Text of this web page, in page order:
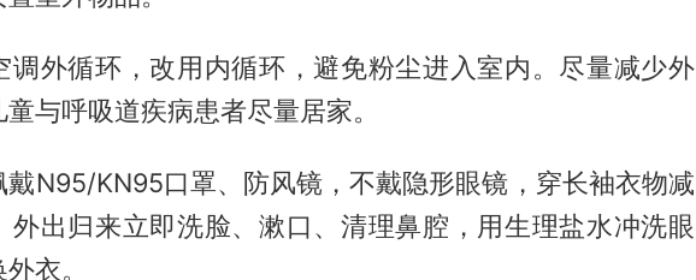
调外循环，改用内循环，避免粉尘进入室内。尽量减少外
与呼吸道疾病患者尽量居家。
戴N95/KN95口罩、防风镜，不戴隐形眼镜，穿长袖衣物减
外出归来立即洗脸、漱口、清理鼻腔，用生理盐水冲洗眼
衣。